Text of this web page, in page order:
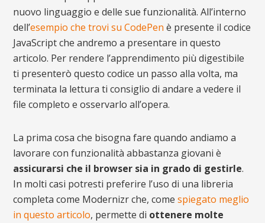
nuovo linguaggio e delle sue funzionalità. All’interno
dell’esempio che trovi su CodePen è presente il codice
JavaScript che andremo a presentare in questo
articolo. Per rendere l’apprendimento più digestibile
ti presenterò questo codice un passo alla volta, ma
terminata la lettura ti consiglio di andare a vedere il
file completo e osservarlo all’opera.
La prima cosa che bisogna fare quando andiamo a
lavorare con funzionalità abbastanza giovani è
assicurarsi che il browser sia in grado di gestirle.
In molti casi potresti preferire l’uso di una libreria
completa come Modernizr che, come spiegato meglio
in questo articolo, permette di ottenere molte